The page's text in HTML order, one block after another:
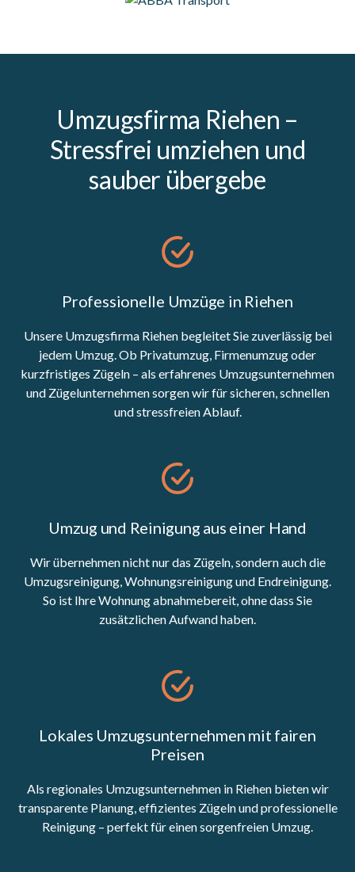
Umzugsfirma Riehen –
Stressfrei umziehen und
sauber übergebe
Professionelle Umzüge in Riehen
Unsere Umzugsfirma Riehen begleitet Sie zuverlässig bei
jedem Umzug. Ob Privatumzug, Firmenumzug oder
kurzfristiges Zügeln – als erfahrenes Umzugsunternehmen
und Zügelunternehmen sorgen wir für sicheren, schnellen
und stressfreien Ablauf.
Umzug und Reinigung aus einer Hand
Wir übernehmen nicht nur das Zügeln, sondern auch die
Umzugsreinigung, Wohnungsreinigung und Endreinigung.
So ist Ihre Wohnung abnahmebereit, ohne dass Sie
zusätzlichen Aufwand haben.
Lokales Umzugsunternehmen mit fairen
Preisen
Als regionales Umzugsunternehmen in Riehen bieten wir
transparente Planung, effizientes Zügeln und professionelle
Reinigung – perfekt für einen sorgenfreien Umzug.